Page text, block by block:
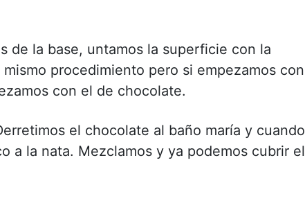
de la base, untamos la superficie con la
procedimiento pero si empezamos con
con el de chocolate.
el chocolate al baño maría y cuando
a la nata. Mezclamos y ya podemos cubrir el